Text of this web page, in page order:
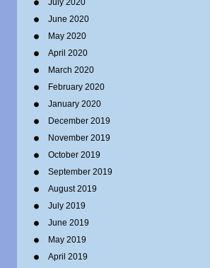
July 2020
June 2020
May 2020
April 2020
March 2020
February 2020
January 2020
December 2019
November 2019
October 2019
September 2019
August 2019
July 2019
June 2019
May 2019
April 2019